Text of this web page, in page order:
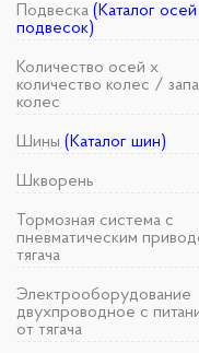
Подвеска (Каталог осей
подвесок)
Количество осей х
количество колес /
колес
Шины (Каталог шин)
Шкворень
Тормозная система с
пневматическим
тягача
Электрооборудование
двухпроводное с
от тягача